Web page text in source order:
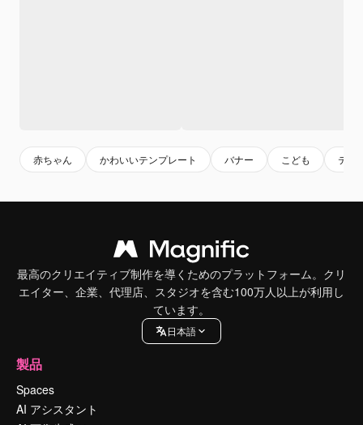
赤ちゃん かわいいテンプレート バナー こども テン
最高のクリエイティブ制作を導くためのプラットフォーム。クリ
エイター、企業、代理店、スタジオを含む100万人以上が利用し
ています。
日本語
製品
Spaces
AI アシスタント